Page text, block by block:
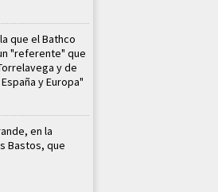
que el Bathco
"referente" que
y de
y Europa"
en la
Bastos, que